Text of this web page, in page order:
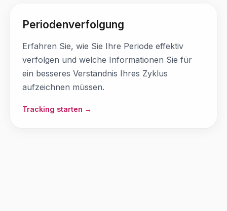
Periodenverfolgung
Erfahren Sie, wie Sie Ihre Periode effektiv
verfolgen und welche Informationen Sie für
ein besseres Verständnis Ihres Zyklus
aufzeichnen müssen.
Tracking starten →